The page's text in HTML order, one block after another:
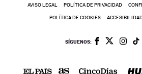
AVISO LEGAL POLÍTICA DE PRIVACIDAD
POLÍTICA DE COOKIES
SÍGUENOS: